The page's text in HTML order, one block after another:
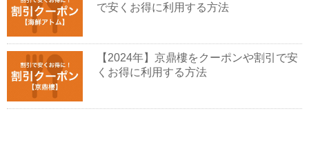
で安くお得に利用する方法
【2024年】京鼎樓をクーポンや割引で安
くお得に利用する方法